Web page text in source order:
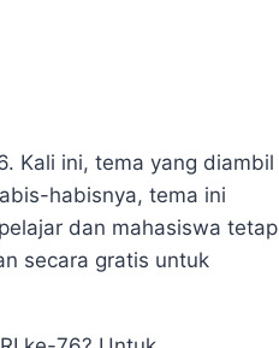
Kali ini, tema yang diambil
habisnya, tema ini
dan mahasiswa tetap
secara gratis untuk